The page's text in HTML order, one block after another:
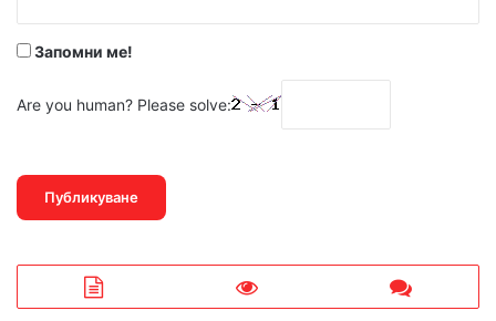
Запомни ме!
Are you human? Please solve: